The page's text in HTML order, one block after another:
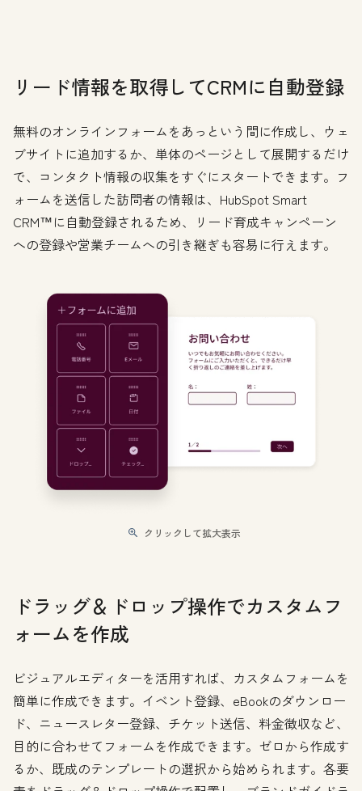
リード情報を取得してCRMに自動登録
無料のオンラインフォームをあっという間に作成し、ウェ
ブサイトに追加するか、単体のページとして展開するだけ
で、コンタクト情報の収集をすぐにスタートできます。フ
ォームを送信した訪問者の情報は、HubSpot Smart
CRM™に自動登録されるため、リード育成キャンペーン
への登録や営業チームへの引き継ぎも容易に行えます。
クリックして拡大表示
ドラッグ＆ドロップ操作でカスタムフ
ォームを作成
ビジュアルエディターを活用すれば、カスタムフォームを
簡単に作成できます。イベント登録、eBookのダウンロー
ド、ニュースレター登録、チケット送信、料金徴収など、
目的に合わせてフォームを作成できます。ゼロから作成す
るか、既成のテンプレートの選択から始められます。各要